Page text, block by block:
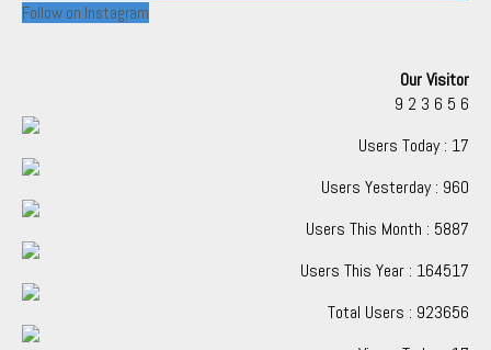
Follow on Instagram
Our Visitor
9 2 3 6 5 6
Users Today : 17
Users Yesterday : 960
Users This Month : 5887
Users This Year : 164517
Total Users : 923656